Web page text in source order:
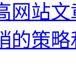
网站
的策略